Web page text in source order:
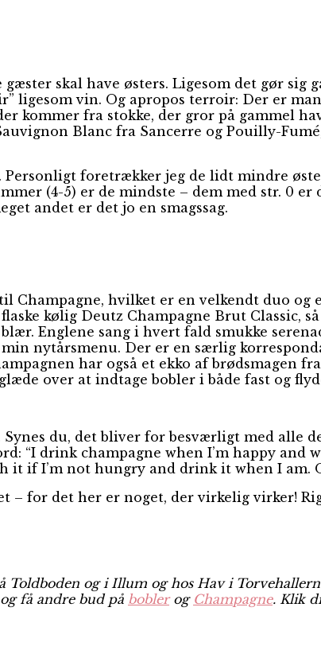
skal have østers. Ligesom det gør sig
ligesom vin. Og apropos terroir: Der er
kommer fra stokke, der gror på gammel
Blanc fra Sancerre og Pouilly-
foretrækker jeg de lidt mindre
(4-5) er de mindste – dem med str. 0 er
andet er det jo en smagssag.
hvilket er en velkendt duo og
kølig Deutz Champagne Brut Classic,
Englene sang i hvert fald smukke
nytårsmenu. Der er en særlig
har også et ekko af brødsmagen
over at indtage bobler i både fast og
du, det bliver for besværligt med alle
“I drink champagne when I’m happy and
if I’m not hungry and drink it when I am.
– for det her er noget, der virkelig virker!
Toldboden og i Illum og hos Hav i
få andre bud på boblerog Champagne. Klik